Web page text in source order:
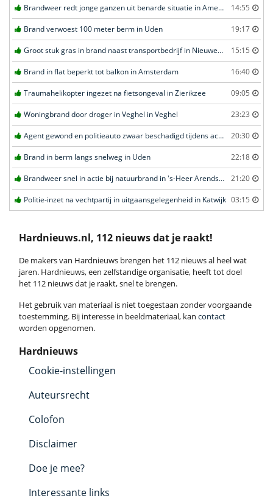
Brandweer redt jonge ganzen uit benarde situatie in Amersfoort 14:55
Brand verwoest 100 meter berm in Uden 19:17
Groot stuk gras in brand naast transportbedrijf in Nieuwegein 15:15
Brand in flat beperkt tot balkon in Amsterdam 16:40
Traumahelikopter ingezet na fietsongeval in Zierikzee 09:05
Woningbrand door droger in Veghel in Veghel 23:23
Agent gewond en politieauto zwaar beschadigd tijdens achtervolging in Uden 20:30
Brand in berm langs snelweg in Uden 22:18
Brandweer snel in actie bij natuurbrand in 's-Heer Arendskerke 21:20
Politie-inzet na vechtpartij in uitgaansgelegenheid in Katwijk 03:15
Hardnieuws.nl, 112 nieuws dat je raakt!
De makers van Hardnieuws brengen het 112 nieuws al heel wat
jaren. Hardnieuws, een zelfstandige organisatie, heeft tot doel
het 112 nieuws dat je raakt, snel te brengen.
Het gebruik van materiaal is niet toegestaan zonder voorgaande
toestemming. Bij interesse in beeldmateriaal, kan contact
worden opgenomen.
Hardnieuws
Cookie-instellingen
Auteursrecht
Colofon
Disclaimer
Doe je mee?
Interessante links